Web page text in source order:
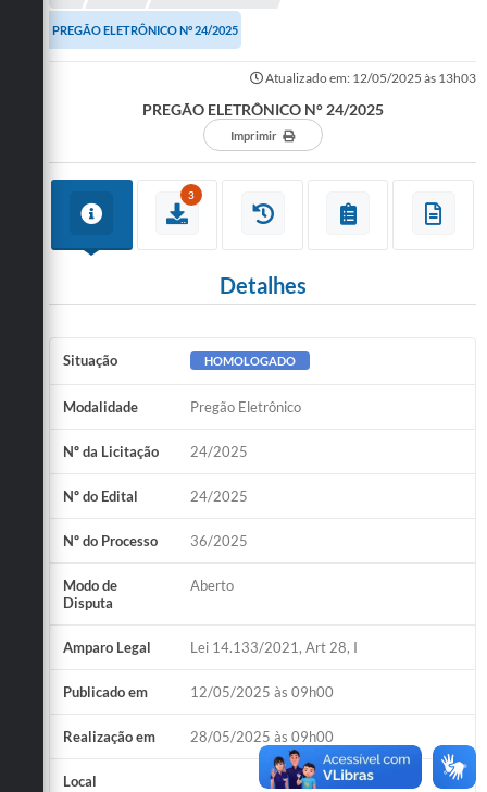
PREGÃO ELETRÔNICO N° 24/2025
Atualizado em: 12/05/2025 às 13h03
PREGÃO ELETRÔNICO N° 24/2025
Imprimir
3
Detalhes
Situação HOMOLOGADO
Modalidade Pregão Eletrônico
Nº da Licitação 24/2025
Nº do Edital 24/2025
Nº do Processo 36/2025
Modo de
Disputa
Aberto
Amparo Legal Lei 14.133/2021, Art 28, I
Publicado em 12/05/2025 às 09h00
Realização em 28/05/2025 às 09h00
Local